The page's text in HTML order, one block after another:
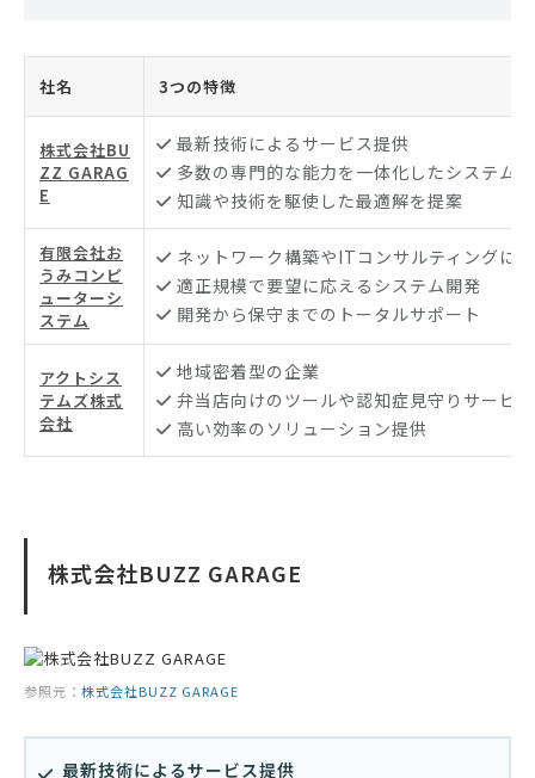
社名 3つの特徴
株式会社BU
ZZ GARAG
E
最新技術によるサービス提供
多数の専門的な能力を一体化したシステム
知識や技術を駆使した最適解を提案
有限会社お
うみコンピ
ューターシ
ステム
ネットワーク構築やITコンサルティングに
適正規模で要望に応えるシステム開発
開発から保守までのトータルサポート
アクトシス
テムズ株式
会社
地域密着型の企業
弁当店向けのツールや認知症見守りサービ
高い効率のソリューション提供
株式会社BUZZ GARAGE
参照元： 株式会社BUZZ GARAGE
最新技術によるサービス提供